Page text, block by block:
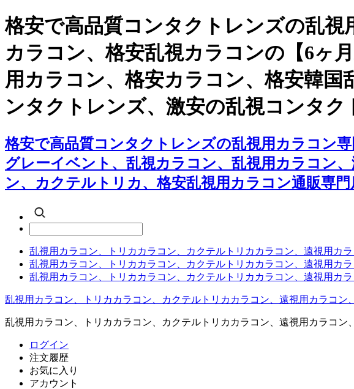
格安で高品質コンタクトレンズの乱
カラコン、格安乱視カラコンの【6ヶ
用カラコン、格安カラコン、格安韓
ンタクトレンズ、激安の乱視コンタク
格安で高品質コンタクトレンズの乱視用カラコン
グレーイベント、乱視カラコン、乱視用カラコン
ン、カクテルトリカ、格安乱視用カラコン通販専門
乱視用カラコン、トリカカラコン、カクテルトリカカラコン、遠視用カ
乱視用カラコン、トリカカラコン、カクテルトリカカラコン、遠視用カ
乱視用カラコン、トリカカラコン、カクテルトリカカラコン、遠視用カ
乱視用カラコン、トリカカラコン、カクテルトリカカラコン、遠視用カラコ
乱視用カラコン、トリカカラコン、カクテルトリカカラコン、遠視用カラコ
ログイン
注文履歴
お気に入り
アカウント